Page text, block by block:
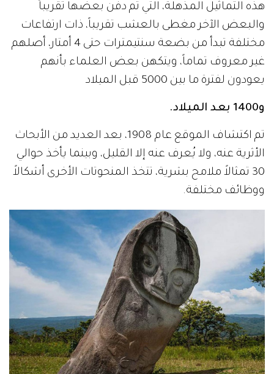
هذه التماثيل المذهلة، التي تم دفن بعضها تقريباً
والبعض الآخر مغطى بالعشب تقريباً، ذات ارتفاعات
مختلفة تبدأ من بضعة سنتيمترات حتى 4 أمتار، أصلهم
غير معروف تماماً، ويتكهن بعض العلماء بأنهم
يعودون لفترة ما بين 5000 قبل الميلاد
و1400 بعد الميلاد.
تم اكتشاف الموقع عام 1908، بعد العديد من الأبحاث
الأثرية عنه، ولا يُعرف عنه إلا القليل، وبينما يأخذ حوالي
30 تمثالاً ملامح بشرية، تتخذ المنحوتات الأخرى أشكالاً
ووظائف مختلفة.